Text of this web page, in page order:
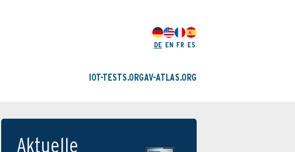
DE EN FR ES
IOT-TESTS.ORGAV-ATLAS.ORG
Aktuelle